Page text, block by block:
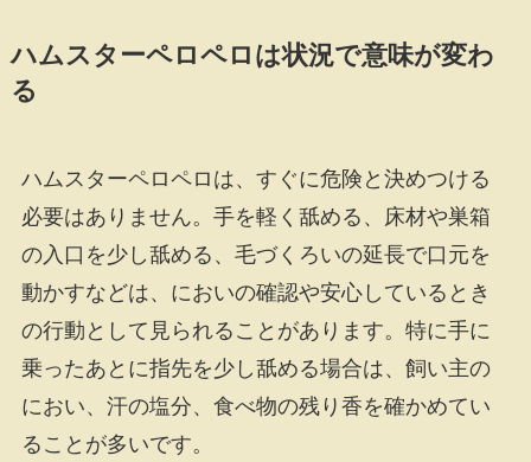
ハムスターペロペロは状況で意味が変わ
る
ハムスターペロペロは、すぐに危険と決めつける
必要はありません。手を軽く舐める、床材や巣箱
の入口を少し舐める、毛づくろいの延長で口元を
動かすなどは、においの確認や安心しているとき
の行動として見られることがあります。特に手に
乗ったあとに指先を少し舐める場合は、飼い主の
におい、汗の塩分、食べ物の残り香を確かめてい
ることが多いです。